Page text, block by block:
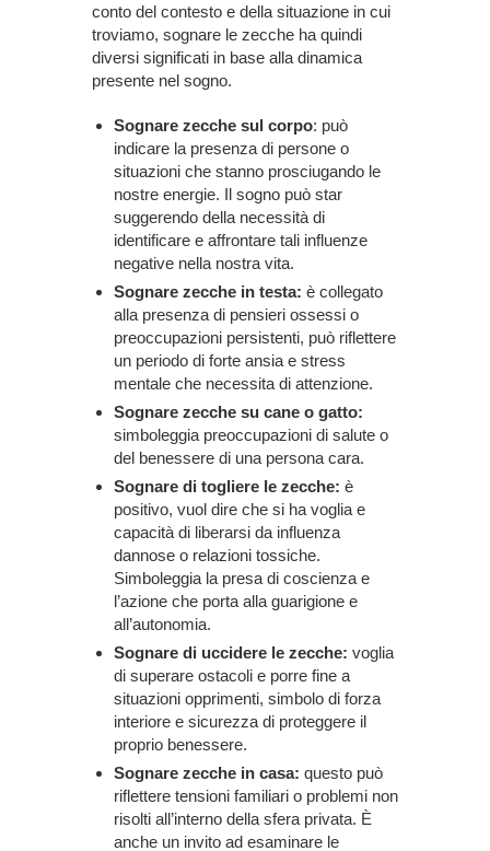
conto del contesto e della situazione in cui
troviamo, sognare le zecche ha quindi
diversi significati in base alla dinamica
presente nel sogno.
Sognare zecche sul corpo: può
indicare la presenza di persone o
situazioni che stanno prosciugando le
nostre energie. Il sogno può star
suggerendo della necessità di
identificare e affrontare tali influenze
negative nella nostra vita.
Sognare zecche in testa: è collegato
alla presenza di pensieri ossessi o
preoccupazioni persistenti, può riflettere
un periodo di forte ansia e stress
mentale che necessita di attenzione.
Sognare zecche su cane o gatto:
simboleggia preoccupazioni di salute o
del benessere di una persona cara.
Sognare di togliere le zecche: è
positivo, vuol dire che si ha voglia e
capacità di liberarsi da influenza
dannose o relazioni tossiche.
Simboleggia la presa di coscienza e
l’azione che porta alla guarigione e
all’autonomia.
Sognare di uccidere le zecche: voglia
di superare ostacoli e porre fine a
situazioni opprimenti, simbolo di forza
interiore e sicurezza di proteggere il
proprio benessere.
Sognare zecche in casa: questo può
riflettere tensioni familiari o problemi non
risolti all’interno della sfera privata. È
anche un invito ad esaminare le